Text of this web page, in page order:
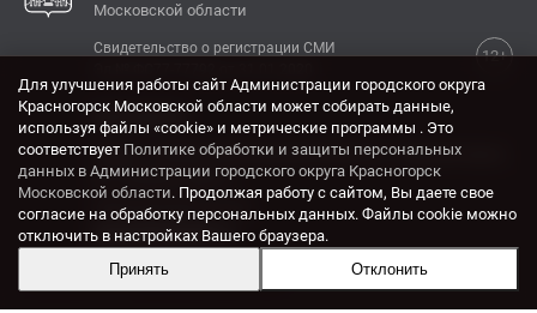
Московской области
12+
Свидетельство о регистрации СМИ
КОНТАКТЫ
Адрес: 143404, Московская область, г. Красногорск,
ул. Ленина, дом 4.
Электронная почта:
krasrn@mosreg.ru
Разработка и поддержка сайта ADN
Для улучшения работы сайт Администрации городского округа
Красногорск Московской области может собирать данные,
используя файлы «cookie» и метрические программы . Это
соответствует Политике обработки и защиты персональных
данных в Администрации городского округа Красногорск
Московской области. Продолжая работу с сайтом, Вы даете свое
согласие на обработку персональных данных. Файлы cookie можно
отключить в настройках Вашего браузера.
Принять
Отклонить